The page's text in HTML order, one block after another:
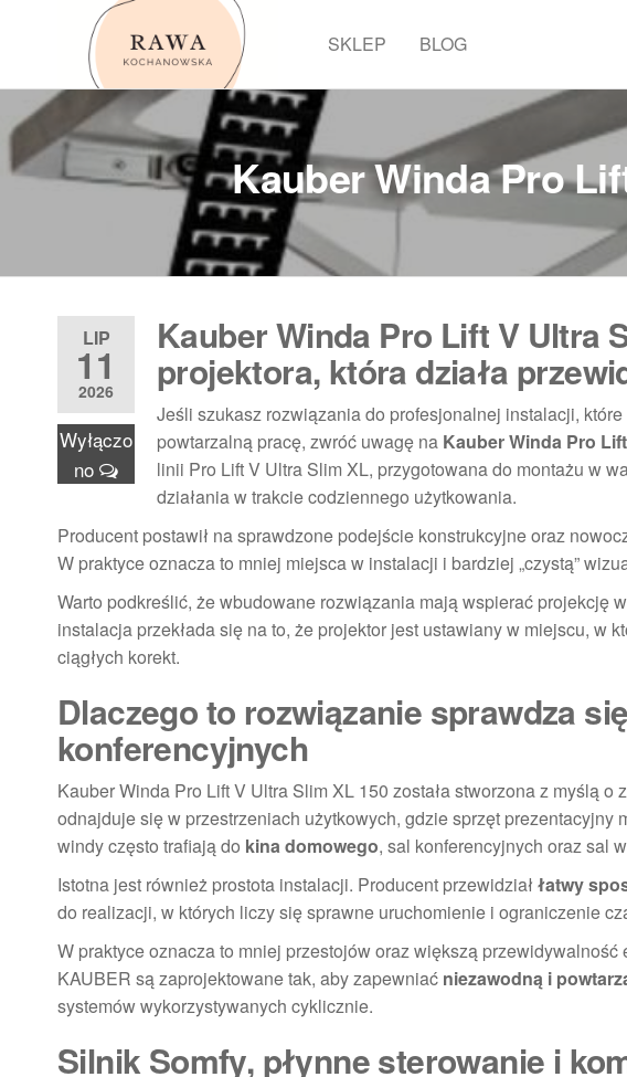
SKLEP BLOG
Kauber Winda Pro
LIP
11
2026
Wyłączo
no
Kauber Winda Pro Lift V Ultra
projektora, która działa
Jeśli szukasz rozwiązania do profesjonalnej instalacji,
powtarzalną pracę, zwróć uwagę na Kauber Winda Pro
linii Pro Lift V Ultra Slim XL, przygotowana do montażu w
działania w trakcie codziennego użytkowania.
Producent postawił na sprawdzone podejście konstrukcyjne oraz
W praktyce oznacza to mniej miejsca w instalacji i bardziej „czystą”
Warto podkreślić, że wbudowane rozwiązania mają wspierać projekcję
instalacja przekłada się na to, że projektor jest ustawiany w miejscu, w
ciągłych korekt.
Dlaczego to rozwiązanie sprawdza
konferencyjnych
Kauber Winda Pro Lift V Ultra Slim XL 150 została stworzona z myślą
odnajduje się w przestrzeniach użytkowych, gdzie sprzęt prezentacyjny
windy często trafiają do kina domowego, sal konferencyjnych oraz sal
Istotna jest również prostota instalacji. Producent przewidział łatwy
do realizacji, w których liczy się sprawne uruchomienie i ograniczenie
W praktyce oznacza to mniej przestojów oraz większą
KAUBER są zaprojektowane tak, aby zapewniać niezawodną i
systemów wykorzystywanych cyklicznie.
Silnik Somfy, płynne sterowanie i